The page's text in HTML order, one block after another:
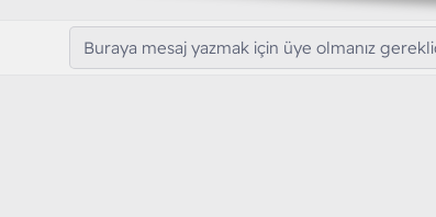
Buraya mesaj yazmak için üye olmanız